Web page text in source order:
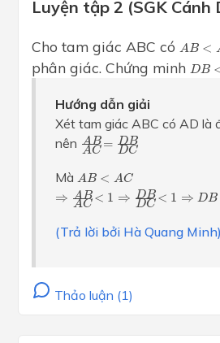
Luyện tập 2 (SGK Cánh
Cho tam giác ABC có A B <
A B< A
phân giác. Chứng minh DB
DB<
Hướng dẫn giải
Xét tam giác ABC có AD là
nên AB
AC = DB
DC
A BAC =DB
Mà AB < AC
A B< A C
⇒ AB
AC < 1 ⇒ DB
DC < 1 ⇒ DB
B A < DBD < DB<
(Trả lời bởi Hà Quang Minh)
Thảo luận (1)